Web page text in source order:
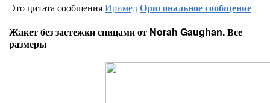
Это цитата сообщенияИримедОригинальное сообщение
Жакет без застежки спицами от Norah Gaughan. Все
размеры